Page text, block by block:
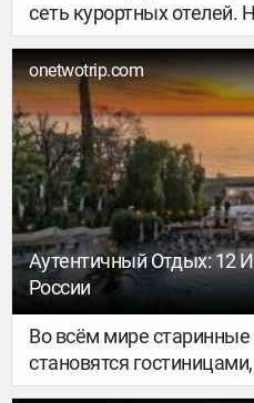
сеть курортных отелей.
первым
начнет принимать
года.
onetwotrip.com
Аутентичный Отдых: 12
России
Во всём мире
становятся
оботелях, находящихся